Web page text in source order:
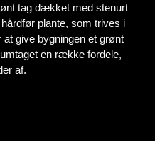
tag dækket med stenurt
plante, som trives i
give bygningen et grønt
en række fordele,
af.